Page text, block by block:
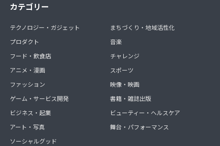
カテゴリー
テクノロジー・ガジェット
プロダクト
フード・飲食店
アニメ・漫画
ファッション
ゲーム・サービス開発
ビジネス・起業
アート・写真
ソーシャルグッド
まちづくり・地域活性化
音楽
チャレンジ
スポーツ
映像・映画
書籍・雑誌出版
ビューティー・ヘルスケア
舞台・パフォーマンス